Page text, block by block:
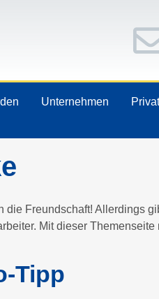
Unternehmen
die Freundschaft! Allerdings
Mit dieser
Tipp